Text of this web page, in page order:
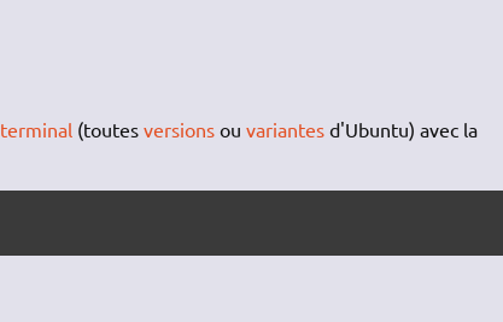
terminal(toutes versionsou variantesd'Ubuntu) avec la